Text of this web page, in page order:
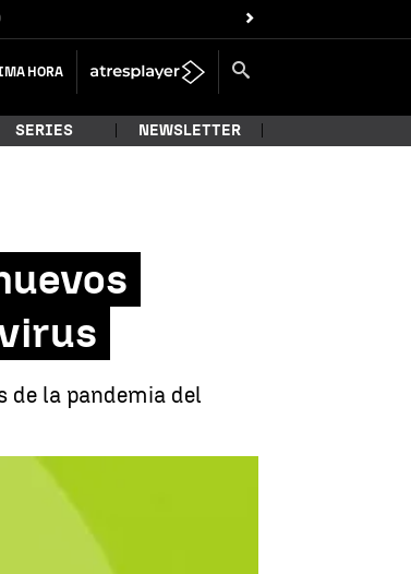
HORA
SERIES NEWSLETTER
de la pandemia del
coronavirus |